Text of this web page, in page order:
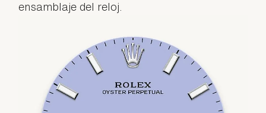
ensamblaje del reloj.